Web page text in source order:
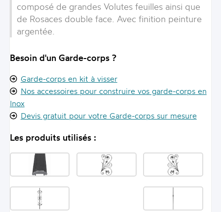
composé de grandes Volutesfeuilles ainsi que
de Rosacesdouble face. Avec finition peinture
argentée.
Besoin d'un Garde-corps ?
Garde-corps en kit à visser
Nos accessoires pour construire vos garde-corps en
Inox
Devis gratuit pour votre Garde-corps sur mesure
Les produits utilisés :